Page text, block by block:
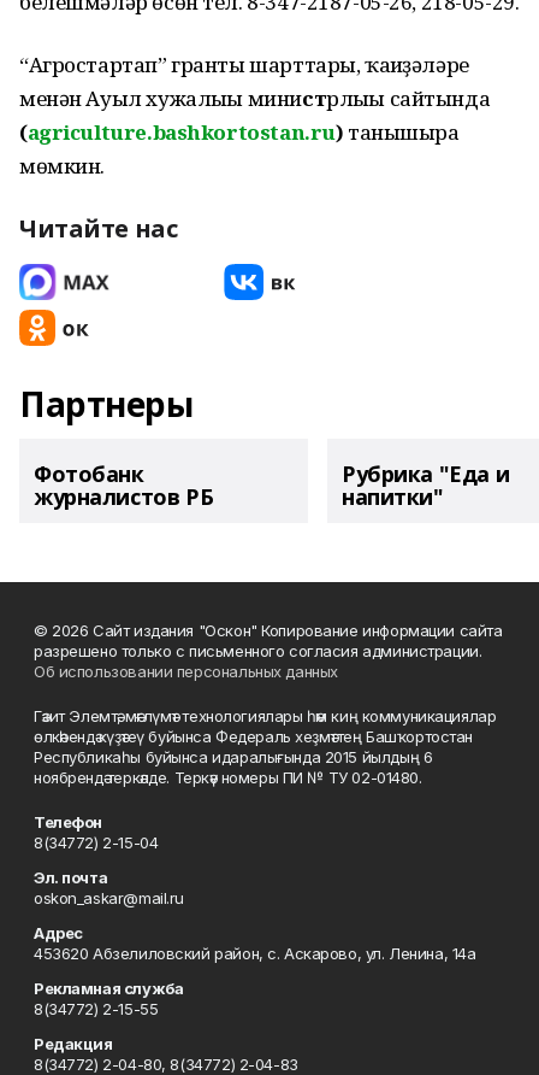
“Агростартап” гранты шарттары, ҡағиҙәләре
менән Ауыл хужалығы министрлығы сайтында
(agriculture.bashkortostan.ru) танышырға
мөмкин.
Читайте нас
Партнеры
Фотобанк
журналистов РБ
Рубрика "Еда и
напитки"
© 2026 Сайт издания "Оскон" Копирование информации сайта
разрешено только с письменного согласия администрации.
Об использовании персональных данных
Гәзит Элемтә, мәғлүмәт технологиялары һәм киң коммуникациялар
өлкәһендә күҙәтеү буйынса Федераль хеҙмәттең Башҡортостан
Республикаһы буйынса идаралығында 2015 йылдың 6
ноябрендә теркәлде. Теркәү номеры ПИ № ТУ 02-01480.
Телефон
8(34772) 2-15-04
Эл. почта
oskon_askar@mail.ru
Адрес
453620 Абзелиловский район, с. Аскарово, ул. Ленина, 14а
Рекламная служба
8(34772) 2-15-55
Редакция
8(34772) 2-04-80, 8(34772) 2-04-83